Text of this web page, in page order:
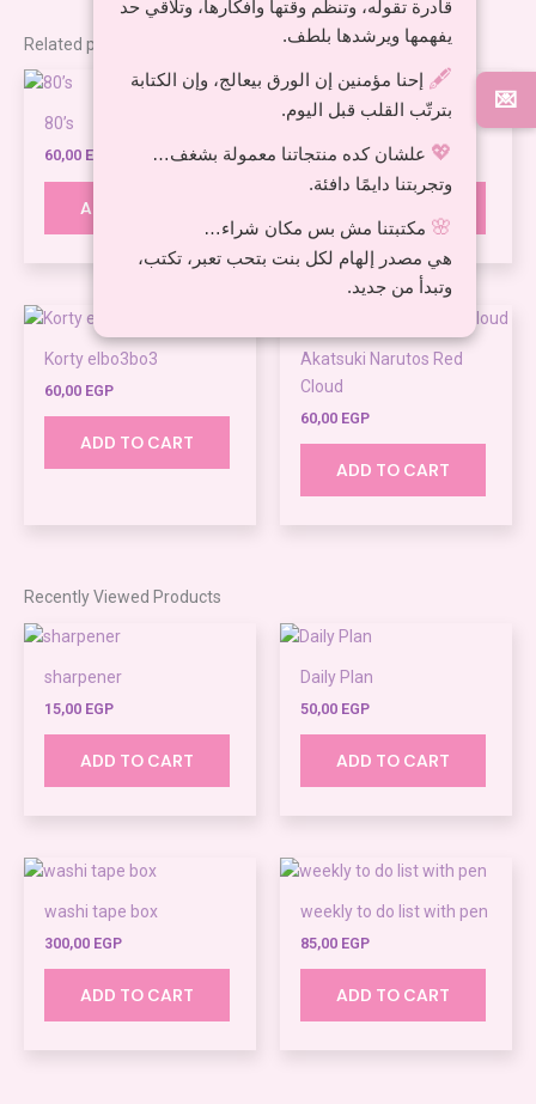
Related products
80’s
60,00 EGP
ADD TO CART
scooby doo
60,00 EGP
Korty elbo3bo3
60,00 EGP
ADD TO CART
Akatsuki Narutos Red
Cloud
60,00 EGP
ADD TO CART
Recently Viewed Products
sharpener
15,00 EGP
ADD TO CART
Daily Plan
50,00 EGP
ADD TO CART
washi tape box
300,00 EGP
ADD TO CART
weekly to do list with pen
85,00 EGP
ADD TO CART
💌
قادرة تقوله، وتنظّم وقتها وأفكارها، وتلاقي حد
يفهمها ويرشدها بلطف.
🖋️ إحنا مؤمنين إن الورق بيعالج، وإن الكتابة
بترتّب القلب قبل اليوم.
💖 علشان كده منتجاتنا معمولة بشغف…
وتجربتنا دايمًا دافئة.
🌸 مكتبتنا مش بس مكان شراء…
هي مصدر إلهام لكل بنت بتحب تعبر، تكتب،
وتبدأ من جديد.